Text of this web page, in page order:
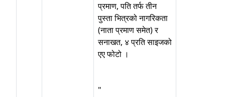
प्रमाण, पति तर्फ तीन
पुस्ता भित्रको नागरिकता
(नाता प्रमाण समेत) र
सनाखत, ४ प्रति साइजको
एए फोटो ।
"